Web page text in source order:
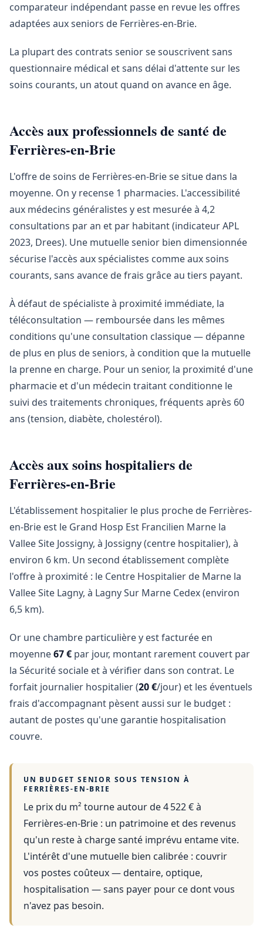
comparateur indépendant passe en revue les offres
adaptées aux seniors de Ferrières-en-Brie.
La plupart des contrats senior se souscrivent sans
questionnaire médical et sans délai d'attente sur les
soins courants, un atout quand on avance en âge.
Accès aux professionnels de santé de
Ferrières-en-Brie
L'offre de soins de Ferrières-en-Brie se situe dans la
moyenne. On y recense 1 pharmacies. L'accessibilité
aux médecins généralistes y est mesurée à 4,2
consultations par an et par habitant (indicateur APL
2023, Drees). Une mutuelle senior bien dimensionnée
sécurise l'accès aux spécialistes comme aux soins
courants, sans avance de frais grâce au tiers payant.
À défaut de spécialiste à proximité immédiate, la
téléconsultation — remboursée dans les mêmes
conditions qu'une consultation classique — dépanne
de plus en plus de seniors, à condition que la mutuelle
la prenne en charge. Pour un senior, la proximité d'une
pharmacie et d'un médecin traitant conditionne le
suivi des traitements chroniques, fréquents après 60
ans (tension, diabète, cholestérol).
Accès aux soins hospitaliers de
Ferrières-en-Brie
L'établissement hospitalier le plus proche de Ferrières-
en-Brie est le Grand Hosp Est Francilien Marne la
Vallee Site Jossigny, à Jossigny (centre hospitalier), à
environ 6 km. Un second établissement complète
l'offre à proximité : le Centre Hospitalier de Marne la
Vallee Site Lagny, à Lagny Sur Marne Cedex (environ
6,5 km).
Or une chambre particulière y est facturée en
moyenne67 € par jour, montant rarement couvert par
la Sécurité sociale et à vérifier dans son contrat. Le
forfait journalier hospitalier (20 €/jour) et les éventuels
frais d'accompagnant pèsent aussi sur le budget :
autant de postes qu'une garantie hospitalisation
couvre.
UN BUDGET SENIOR SOUS TENSION À
FERRIÈRES-EN-BRIE
Le prix du m² tourne autour de 4 522 €à
Ferrières-en-Brie : un patrimoine et des revenus
qu'un reste à charge santé imprévu entame vite.
L'intérêt d'une mutuelle bien calibrée : couvrir
vos postes coûteux — dentaire, optique,
hospitalisation — sans payer pour ce dont vous
n'avez pas besoin.